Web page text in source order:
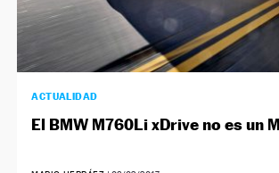
ACTUALIDAD
El BMW M760Li xDrive no es un